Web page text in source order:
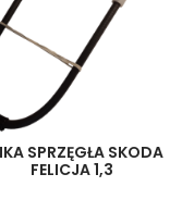
SPRZĘGŁA SKODA
FELICJA 1,3